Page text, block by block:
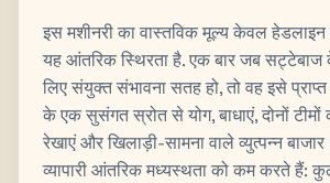
इस मशीनरी का वास्तविक मूल्य केवल हेडलाइन
यह आंतरिक स्थिरता है. एक बार जब
लिए संयुक्त संभावना सतह हो, तो वह इसे
के एक सुसंगत स्रोत से योग, बाधाएं, दोनों
रेखाएं और खिलाड़ी-सामना वाले व्युत्पन्न
व्यापारी आंतरिक मध्यस्थता को कम करते हैं: